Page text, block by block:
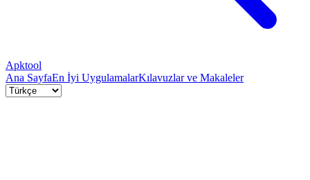
Apktool
Ana SayfaEn İyi UygulamalarKılavuzlar ve Makaleler